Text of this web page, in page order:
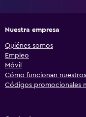
Nuestra empresa
Quiénes somos
Empleo
Móvil
Cómo funcionan
Códigos promocionales